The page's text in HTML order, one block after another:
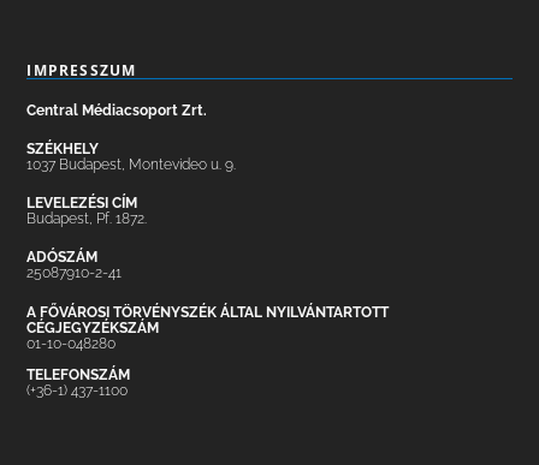
IMPRESSZUM
Central Médiacsoport Zrt.
SZÉKHELY
1037 Budapest, Montevideo u. 9.
LEVELEZÉSI CÍM
Budapest, Pf. 1872.
ADÓSZÁM
25087910-2-41
A FŐVÁROSI TÖRVÉNYSZÉK ÁLTAL NYILVÁNTARTOTT
CÉGJEGYZÉKSZÁM
01-10-048280
TELEFONSZÁM
(+36-1) 437-1100